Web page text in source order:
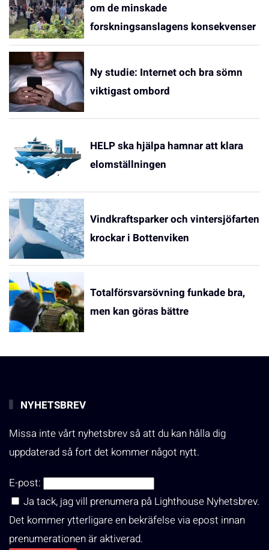
om de minskade
forskningsanslagens konsekvenser
Ny studie: Internet och bra sömn
viktigast ombord
HELP ska hjälpa hamnar att klara
elomställningen
Vindkraftsparker och vintersjöfarten
krockar i Bottenviken
Totalförsvarsövning funkade bra,
men kan göras bättre
NYHETSBREV
Missa inte vårt nyhetsbrev så att du kan hålla dig
uppdaterad så fort det kommer något nytt.
E-post:
Ja tack, jag vill prenumera på Lighthouse Nyhetsbrev.
Det kommer ytterligare en bekräfelse via epost innan
prenumerationen är aktiverad.